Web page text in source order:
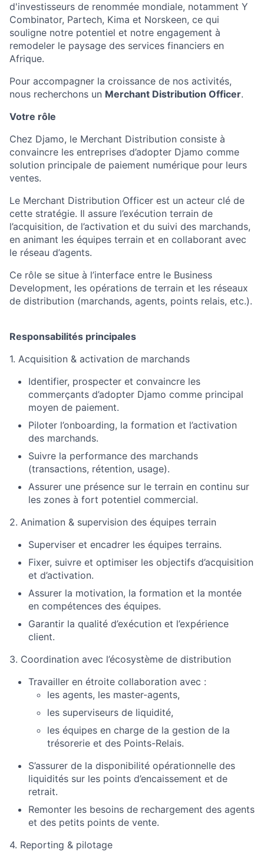
d'investisseurs de renommée mondiale, notamment Y
Combinator, Partech, Kima et Norskeen, ce qui
souligne notre potentiel et notre engagement à
remodeler le paysage des services financiers en
Afrique.
Pour accompagner la croissance de nos activités,
nous recherchons un Merchant Distribution Officer.
Votre rôle
Chez Djamo, le Merchant Distribution consiste à
convaincre les entreprises d’adopter Djamo comme
solution principale de paiement numérique pour leurs
ventes.
Le Merchant Distribution Officer est un acteur clé de
cette stratégie. Il assure l’exécution terrain de
l’acquisition, de l’activation et du suivi des marchands,
en animant les équipes terrain et en collaborant avec
le réseau d’agents.
Ce rôle se situe à l’interface entre le Business
Development, les opérations de terrain et les réseaux
de distribution (marchands, agents, points relais, etc.).
Responsabilités principales
1. Acquisition & activation de marchands
Identifier, prospecter et convaincre les
commerçants d’adopter Djamo comme principal
moyen de paiement.
Piloter l’onboarding, la formation et l’activation
des marchands.
Suivre la performance des marchands
(transactions, rétention, usage).
Assurer une présence sur le terrain en continu sur
les zones à fort potentiel commercial.
2. Animation & supervision des équipes terrain
Superviser et encadrer les équipes terrains.
Fixer, suivre et optimiser les objectifs d’acquisition
et d’activation.
Assurer la motivation, la formation et la montée
en compétences des équipes.
Garantir la qualité d’exécution et l’expérience
client.
3. Coordination avec l’écosystème de distribution
Travailler en étroite collaboration avec :
les agents, les master-agents,
les superviseurs de liquidité,
les équipes en charge de la gestion de la
trésorerie et des Points-Relais.
S’assurer de la disponibilité opérationnelle des
liquidités sur les points d’encaissement et de
retrait.
Remonter les besoins de rechargement des agents
et des petits points de vente.
4. Reporting & pilotage